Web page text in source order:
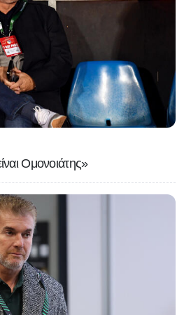
Ομονοιάτης»